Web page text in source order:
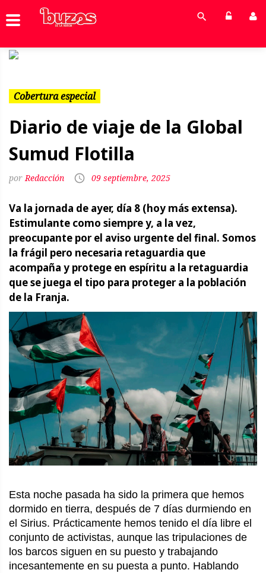
Cobertura especial
Diario de viaje de la Global
Sumud Flotilla
Redacción 09 septiembre, 2025
Va la jornada de ayer, día 8 (hoy más extensa).
Estimulante como siempre y, a la vez,
preocupante por el aviso urgente del final. Somos
la frágil pero necesaria retaguardia que
acompaña y protege en espíritu a la retaguardia
que se juega el tipo para proteger a la población
de la Franja.
Esta noche pasada ha sido la primera que hemos
dormido en tierra, después de 7 días durmiendo en
el Sirius. Prácticamente hemos tenido el día libre el
conjunto de activistas, aunque las tripulaciones de
los barcos siguen en su puesto y trabajando
incesantemente en su puesta a punto. Hablando